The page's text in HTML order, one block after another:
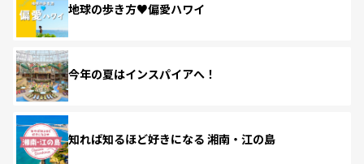
地球の歩き方♥偏愛ハワイ
今年の夏はインスパイアへ！
知れば知るほど好きになる 湘南・江の島